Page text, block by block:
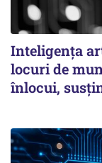
Inteligența
locuri de
înlocui,